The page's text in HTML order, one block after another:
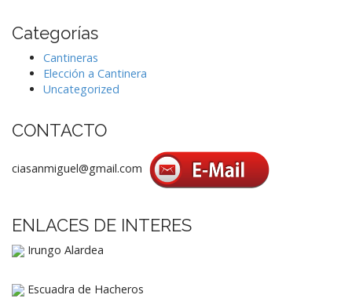
Categorías
Cantineras
Elección a Cantinera
Uncategorized
CONTACTO
ciasanmiguel@gmail.com
ENLACES DE INTERES
Irungo Alardea
Escuadra de Hacheros